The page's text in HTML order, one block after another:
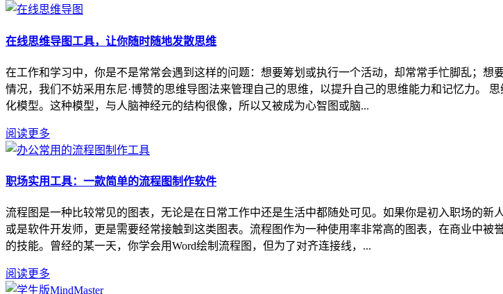
在线思维导图工具，让你随时随地发散思维
在工作和学习中，你是不是常常会遇到这样的问题：想要筹划或执行一个活动，却常常手忙脚乱；
情况，我们不妨采用东尼·博赞的思维导图法来管理自己的思维，以提升自己的思维能力和记忆力。
化模型。这种模型，与人脑神经元的结构很像，所以又被成为心智图或脑...
阅读更多
职场实用工具：一款简单的流程图制作软件
流程图是一种比较常见的图表，无论是在日常工作中还是生活中都随处可见。如果你是初入职场的
或是软件开发师，更是需要经常接触到这类图表。流程图作为一种使用率非常高的图表，在商业中
的技能。曾经的某一天，你学会用Word绘制流程图，但为了对齐连接线，...
阅读更多